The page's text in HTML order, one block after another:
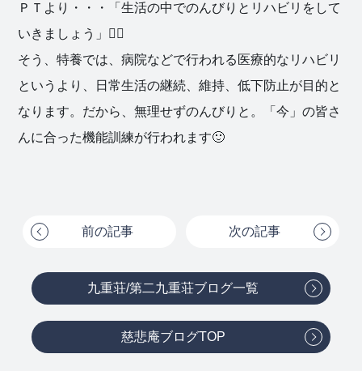
ＰＴより・・・「生活の中でのんびりとリハビリをして
いきましょう」🙆‍♀️
そう、特養では、病院などで行われる医療的なリハビリ
というより、日常生活の継続、維持、低下防止が目的と
なります。だから、無理せずのんびりと。「今」の皆さ
んに合った機能訓練が行われます🙂
前の記事 次の記事
九重荘/第二九重荘ブログ一覧
慈悲庵ブログTOP